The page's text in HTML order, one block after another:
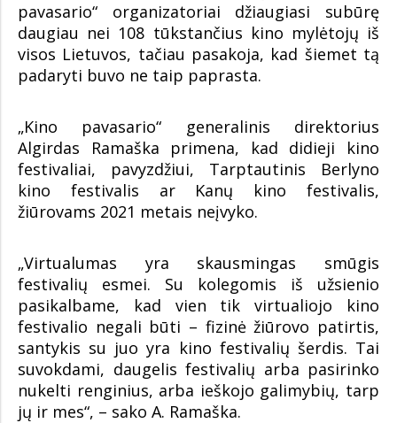
pavasario“ organizatoriai džiaugiasi subūrę
daugiau nei 108 tūkstančius kino mylėtojų iš
visos Lietuvos, tačiau pasakoja, kad šiemet tą
padaryti buvo ne taip paprasta.
„Kino pavasario“ generalinis direktorius
Algirdas Ramaška primena, kad didieji kino
festivaliai, pavyzdžiui, Tarptautinis Berlyno
kino festivalis ar Kanų kino festivalis,
žiūrovams 2021 metais neįvyko.
„Virtualumas yra skausmingas smūgis
festivalių esmei. Su kolegomis iš užsienio
pasikalbame, kad vien tik virtualiojo kino
festivalio negali būti – fizinė žiūrovo patirtis,
santykis su juo yra kino festivalių šerdis. Tai
suvokdami, daugelis festivalių arba pasirinko
nukelti renginius, arba ieškojo galimybių, tarp
jų ir mes“, – sako A. Ramaška.